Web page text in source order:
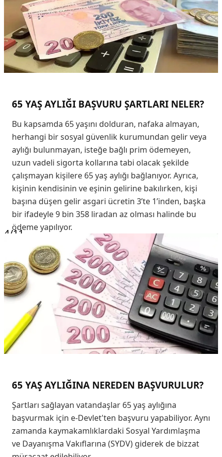
65 YAŞ AYLIĞI BAŞVURU ŞARTLARI NELER?
Bu kapsamda 65 yaşını dolduran, nafaka almayan,
herhangi bir sosyal güvenlik kurumundan gelir veya
aylığı bulunmayan, isteğe bağlı prim ödemeyen,
uzun vadeli sigorta kollarına tabi olacak şekilde
çalışmayan kişilere 65 yaş aylığı bağlanıyor. Ayrıca,
kişinin kendisinin ve eşinin gelirine bakılırken, kişi
başına düşen gelir asgari ücretin 3’te 1’inden, başka
bir ifadeyle 9 bin 358 liradan az olması halinde bu
ödeme yapılıyor.
4/11
65 YAŞ AYLIĞINA NEREDEN BAŞVURULUR?
Şartları sağlayan vatandaşlar 65 yaş aylığına
başvurmak için e-Devlet'ten başvuru yapabiliyor. Aynı
zamanda kaymakamlıklardaki Sosyal Yardımlaşma
ve Dayanışma Vakıflarına (SYDV) giderek de bizzat